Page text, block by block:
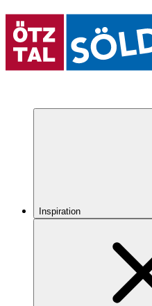
Inspiration